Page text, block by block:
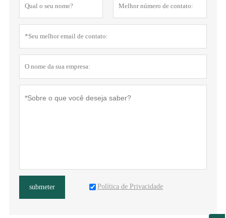
submeter Política de Privacidade